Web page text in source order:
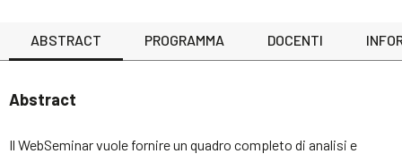
ABSTRACT PROGRAMMA DOCENTI
Abstract
Il WebSeminar vuole fornire un quadro completo di analisi e